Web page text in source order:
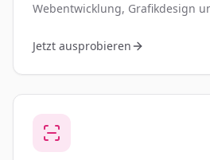
Webentwicklung, Grafikdesign
Jetzt ausprobieren